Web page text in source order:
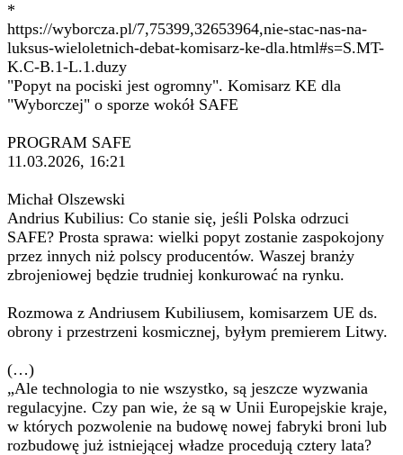
*
https://wyborcza.pl/7,75399,32653964,nie-stac-nas-na-
luksus-wieloletnich-debat-komisarz-ke-dla.html#s=S.MT-
K.C-B.1-L.1.duzy
"Popyt na pociski jest ogromny". Komisarz KE dla
"Wyborczej" o sporze wokół SAFE
PROGRAM SAFE
11.03.2026, 16:21
Michał Olszewski
Andrius Kubilius: Co stanie się, jeśli Polska odrzuci
SAFE? Prosta sprawa: wielki popyt zostanie zaspokojony
przez innych niż polscy producentów. Waszej branży
zbrojeniowej będzie trudniej konkurować na rynku.
Rozmowa z Andriusem Kubiliusem, komisarzem UE ds.
obrony i przestrzeni kosmicznej, byłym premierem Litwy.
(…)
„Ale technologia to nie wszystko, są jeszcze wyzwania
regulacyjne. Czy pan wie, że są w Unii Europejskie kraje,
w których pozwolenie na budowę nowej fabryki broni lub
rozbudowę już istniejącej władze procedują cztery lata?